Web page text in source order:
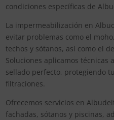
condiciones específicas de
La impermeabilización en
evitar problemas como el
techos y sótanos, así como el
Soluciones aplicamos técnicas
sellado perfecto, protegiendo
filtraciones.
Ofrecemos servicios en
fachadas, sótanos y piscinas,